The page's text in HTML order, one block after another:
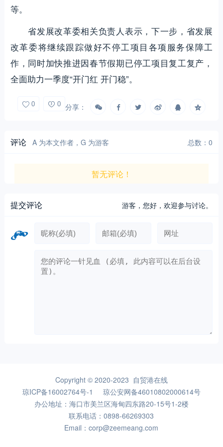
等。
省发展改革委相关负责人表示，下一步，省发展
改革委将继续跟踪做好不停工项目各项服务保障工
作，同时加快推进因春节假期已停工项目复工复产，
全面助力一季度“开门红 开门稳”。
0 0 分享：
评论 A 为本文作者，G 为游客 总数：0
暂无评论！
提交评论 游客，您好，欢迎参与讨论。
Copyright © 2020-2023 自贸港在线
琼ICP备16002764号-1
琼公安网备46010802000614号
办公地址：海口市美兰区海甸四东路20-15号1-2楼
联系电话：0898-66269303
Email：corp@zeemeang.com